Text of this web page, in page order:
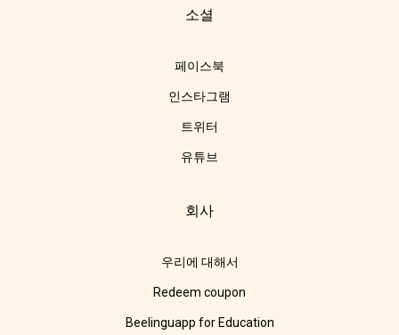
소셜
페이스북
인스타그램
트위터
유튜브
회사
우리에 대해서
Redeem coupon
Beelinguapp for Education